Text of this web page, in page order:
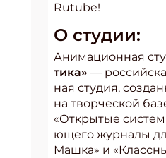
Rutube!
О сту­дии:
Ани­маци­он­ная
тика» —
ная сту­дия,
на твор­ческой
«От­кры­тые
юще­го жур­на­лы
Маш­ка» и